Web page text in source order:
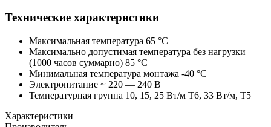
Технические характеристики
Максимальная температура 65 °C
Максимально допустимая температура без нагрузки
(1000 часов суммарно) 85 °C
Минимальная температура монтажа -40 °C
Электропитание ~ 220 — 240 В
Температурная группа 10, 15, 25 Вт/м Т6, 33 Вт/м, Т5
Характеристики